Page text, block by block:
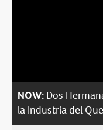
NOW: Dos
la Industria del